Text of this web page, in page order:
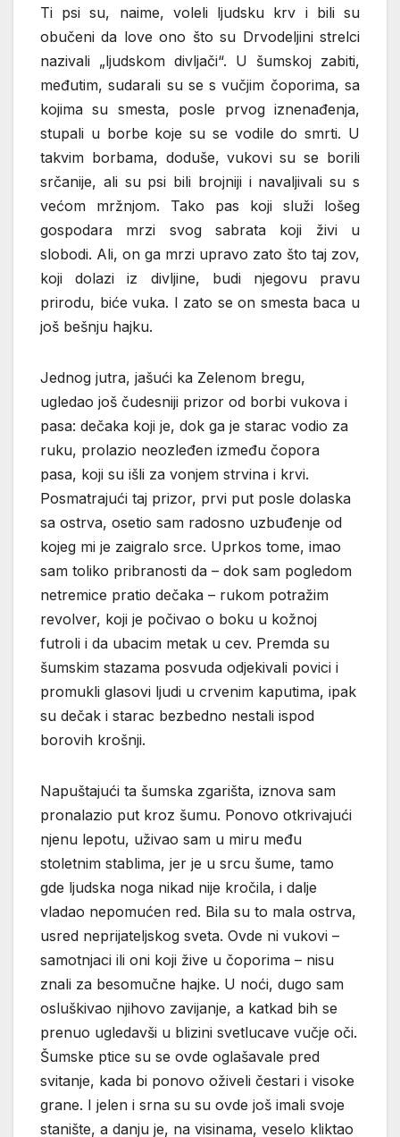
Ti psi su, naime, voleli ljudsku krv i bili su
obučeni da love ono što su Drvodeljini strelci
nazivali „ljudskom divljači“. U šumskoj zabiti,
međutim, sudarali su se s vučjim čoporima, sa
kojima su smesta, posle prvog iznenađenja,
stupali u borbe koje su se vodile do smrti. U
takvim borbama, doduše, vukovi su se borili
srčanije, ali su psi bili brojniji i navaljivali su s
većom mržnjom. Tako pas koji služi lošeg
gospodara mrzi svog sabrata koji živi u
slobodi. Ali, on ga mrzi upravo zato što taj zov,
koji dolazi iz divljine, budi njegovu pravu
prirodu, biće vuka. I zato se on smesta baca u
još bešnju hajku.
Jednog jutra, jašući ka Zelenom bregu,
ugledao još čudesniji prizor od borbi vukova i
pasa: dečaka koji je, dok ga je starac vodio za
ruku, prolazio neozleđen između čopora
pasa, koji su išli za vonjem strvina i krvi.
Posmatrajući taj prizor, prvi put posle dolaska
sa ostrva, osetio sam radosno uzbuđenje od
kojeg mi je zaigralo srce. Uprkos tome, imao
sam toliko pribranosti da – dok sam pogledom
netremice pratio dečaka – rukom potražim
revolver, koji je počivao o boku u kožnoj
futroli i da ubacim metak u cev. Premda su
šumskim stazama posvuda odjekivali povici i
promukli glasovi ljudi u crvenim kaputima, ipak
su dečak i starac bezbedno nestali ispod
borovih krošnji.
Napuštajući ta šumska zgarišta, iznova sam
pronalazio put kroz šumu. Ponovo otkrivajući
njenu lepotu, uživao sam u miru među
stoletnim stablima, jer je u srcu šume, tamo
gde ljudska noga nikad nije kročila, i dalje
vladao nepomućen red. Bila su to mala ostrva,
usred neprijateljskog sveta. Ovde ni vukovi –
samotnjaci ili oni koji žive u čoporima – nisu
znali za besomučne hajke. U noći, dugo sam
osluškivao njihovo zavijanje, a katkad bih se
prenuo ugledavši u blizini svetlucave vučje oči.
Šumske ptice su se ovde oglašavale pred
svitanje, kada bi ponovo oživeli čestari i visoke
grane. I jelen i srna su su ovde još imali svoje
stanište, a danju je, na visinama, veselo kliktao